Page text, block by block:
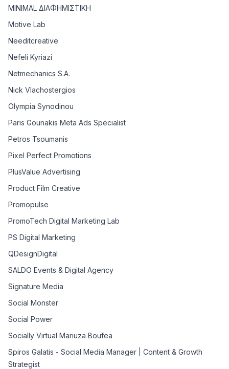
MINIMAL ΔΙΑΦΗΜΙΣΤΙΚΗ
Motive Lab
Needitcreative
Nefeli Kyriazi
Netmechanics S.A.
Nick Vlachostergios
Olympia Synodinou
Paris Gounakis Meta Ads Specialist
Petros Tsoumanis
Pixel Perfect Promotions
PlusValue Advertising
Product Film Creative
Promopulse
PromoTech Digital Marketing Lab
PS Digital Marketing
QDesignDigital
SALDO Events & Digital Agency
Signature Media
Social Monster
Social Power
Socially Virtual Mariuza Boufea
Spiros Galatis - Social Media Manager | Content & Growth
Strategist